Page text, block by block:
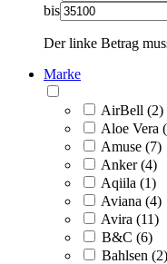
bis
Der linke Betrag
Marke
AirBell (2)
Aloe Vera
Amuse (7)
Anker (4)
Aqiila (1)
Aviana (4)
Avira (11)
B&C (6)
Bahlsen (2)